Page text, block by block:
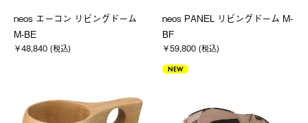
neos エーコン リビングドーム
M-BE
￥48,840 (税込)
neos PANEL リビングドーム M-
BF
￥59,800 (税込)
NEW